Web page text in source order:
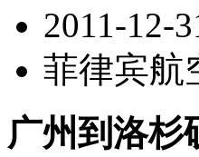
2011-12-
菲律宾航
广州到洛杉